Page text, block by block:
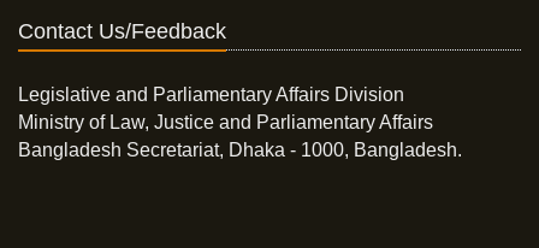
Contact Us/Feedback
Legislative and Parliamentary Affairs Division
Ministry of Law, Justice and Parliamentary Affairs
Bangladesh Secretariat, Dhaka - 1000, Bangladesh.